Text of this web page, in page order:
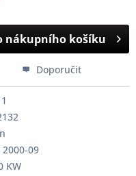
nákupního košíku
Doporučit
09
KW